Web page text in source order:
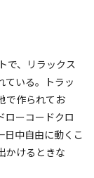
で、リラックス
ている。トラッ
で作られてお
ローコードクロ
日中自由に動くこ
かけるときな